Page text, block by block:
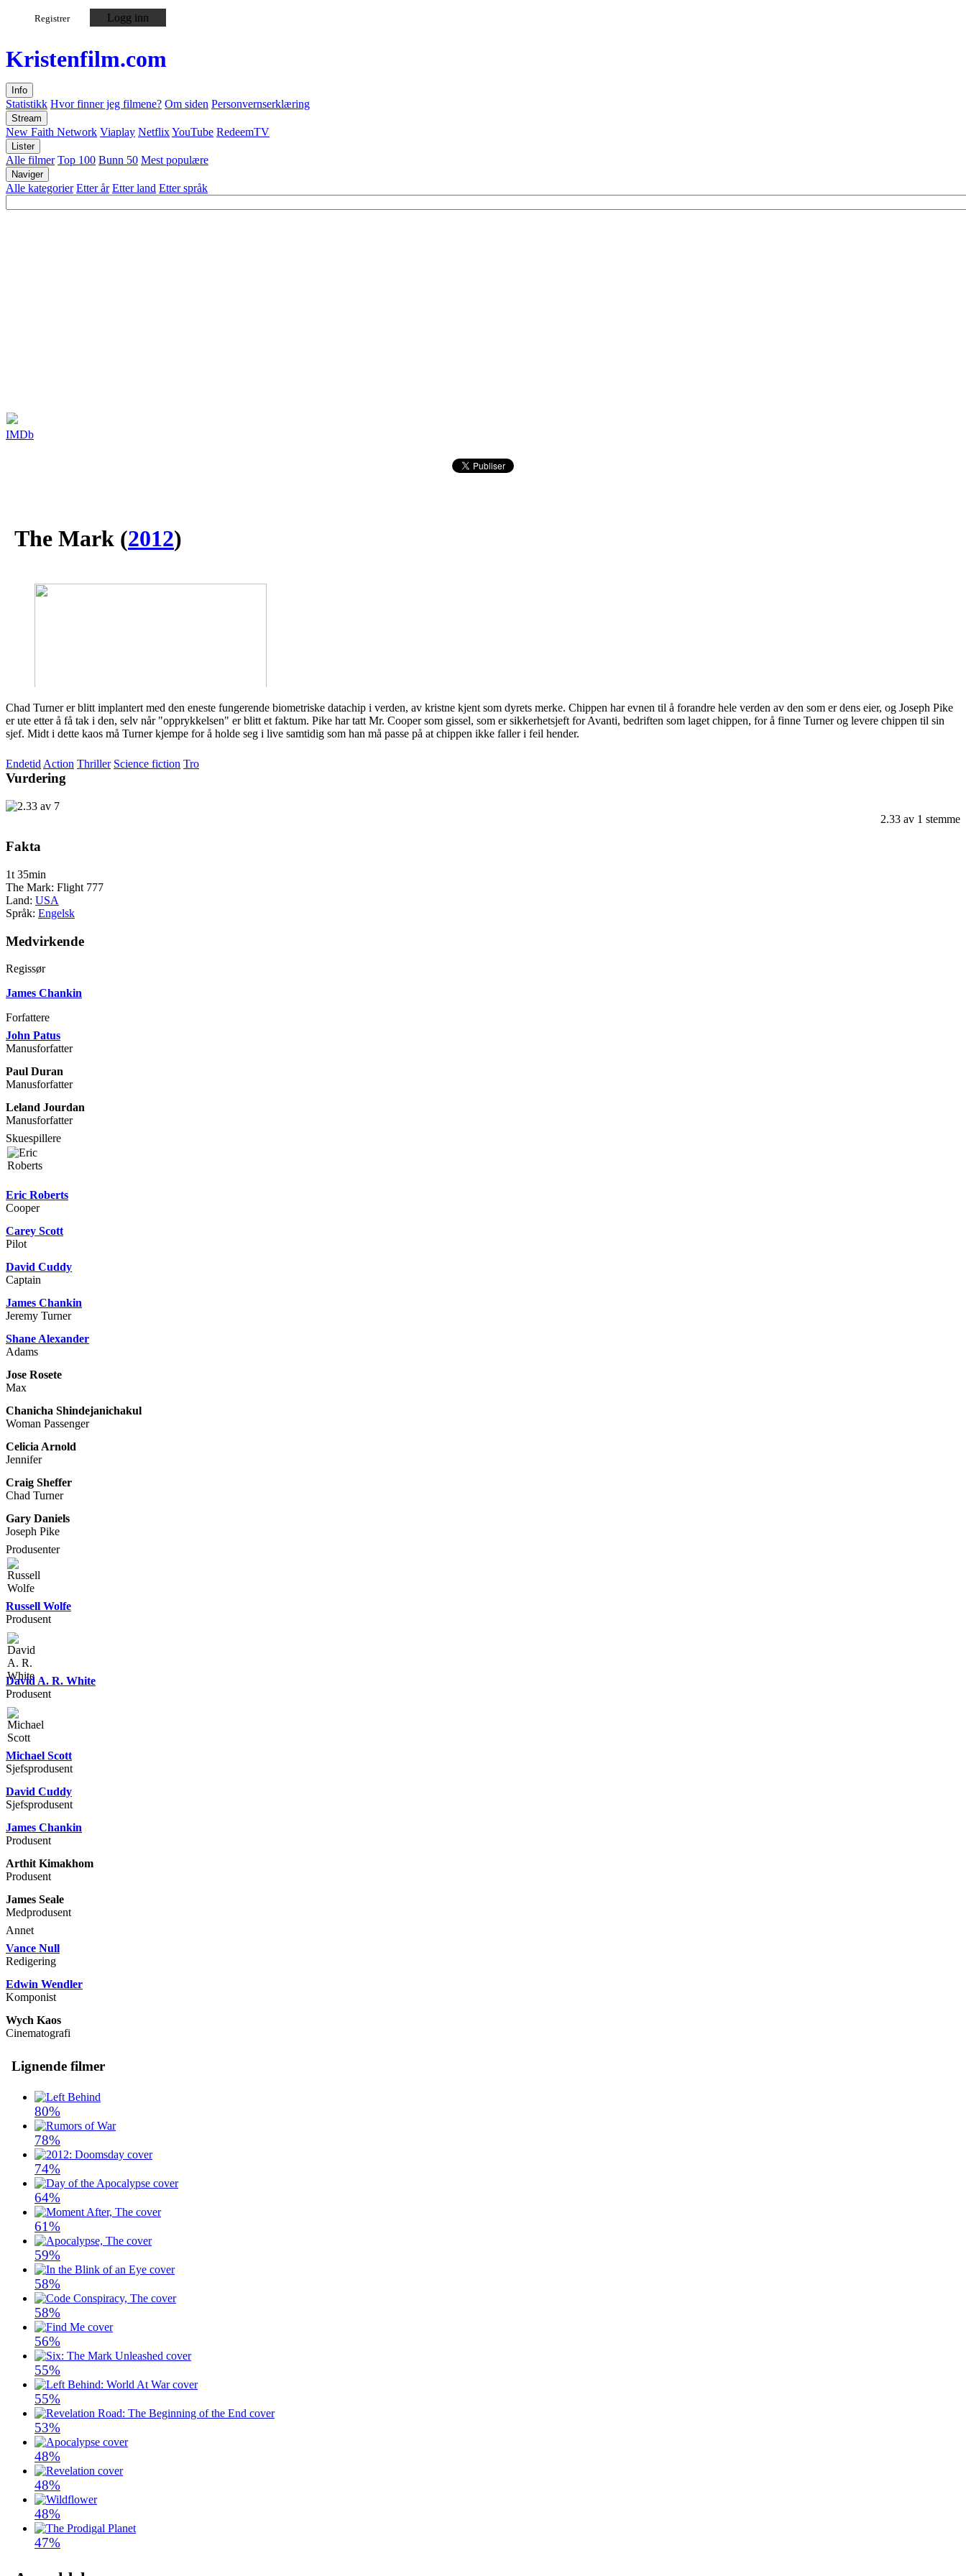
Registrer Logg inn
Kristenfilm.com
Info
Statistikk Hvor finner jeg filmene? Om siden Personvernserklæring
Stream
New Faith Network Viaplay NetflixYouTube RedeemTV
Lister
Alle filmer Top 100 Bunn 50 Mest populære
Naviger
Alle kategorier Etter år Etter land Etter språk
IMDb
The Mark (2012)
Chad Turner er blitt implantert med den eneste fungerende biometriske datachip i verden, av kristne kjent som dyrets merke. Chippen har evnen til å forandre hele verden av den som er dens eier, og Joseph Pike
er ute etter å få tak i den, selv når "opprykkelsen" er blitt et faktum. Pike har tatt Mr. Cooper som gissel, som er sikkerhetsjeft for Avanti, bedriften som laget chippen, for å finne Turner og levere chippen til sin
sjef. Midt i dette kaos må Turner kjempe for å holde seg i live samtidig som han må passe på at chippen ikke faller i feil hender.
Endetid Action Thriller Science fiction Tro
Vurdering
2.33 av 1 stemme
Fakta
1t 35min
The Mark: Flight 777
Land: USA
Språk: Engelsk
Medvirkende
Regissør
James Chankin
Forfattere
John Patus
Manusforfatter
Paul Duran
Manusforfatter
Leland Jourdan
Manusforfatter
Skuespillere
Eric Roberts
Cooper
Carey Scott
Pilot
David Cuddy
Captain
James Chankin
Jeremy Turner
Shane Alexander
Adams
Jose Rosete
Max
Chanicha Shindejanichakul
Woman Passenger
Celicia Arnold
Jennifer
Craig Sheffer
Chad Turner
Gary Daniels
Joseph Pike
Produsenter
Russell Wolfe
Produsent
David A. R. White
Produsent
Michael Scott
Sjefsprodusent
David Cuddy
Sjefsprodusent
James Chankin
Produsent
Arthit Kimakhom
Produsent
James Seale
Medprodusent
Annet
Vance Null
Redigering
Edwin Wendler
Komponist
Wych Kaos
Cinematografi
Lignende filmer
80%
78%
74%
64%
61%
59%
58%
58%
56%
55%
55%
53%
48%
48%
48%
47%